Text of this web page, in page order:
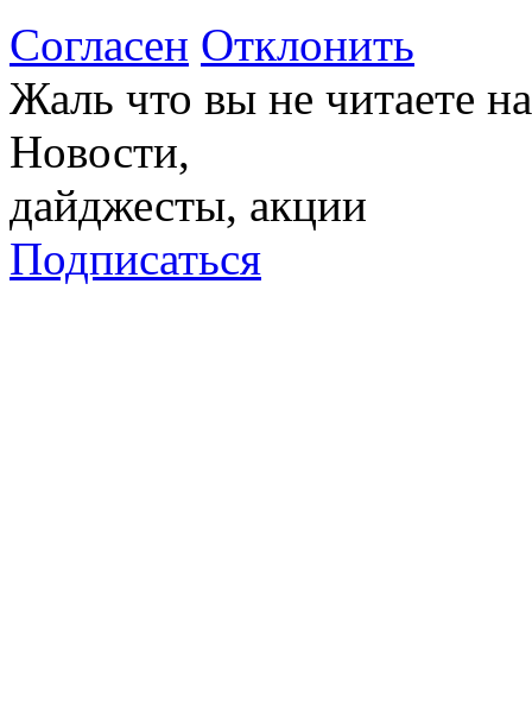
Согласен Отклонить
Жаль что вы не читаете
Новости,
дайджесты, акции
Подписаться